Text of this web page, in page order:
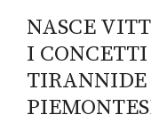
NASCE
I
TIRANNIDE